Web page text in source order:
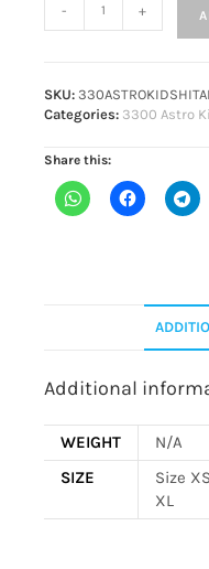
- +
SKU:
Categories: 3300 Astro
Share this:
Additional
WEIGHT
N/A
SIZE
Size
XL